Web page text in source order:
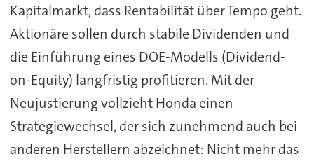
Kapitalmarkt, dass Rentabilität über Tempo geht.
Aktionäre sollen durch stabile Dividenden und
die Einführung eines DOE-Modells (Dividend-
on-Equity) langfristig profitieren. Mit der
Neujustierung vollzieht Honda einen
Strategiewechsel, der sich zunehmend auch bei
anderen Herstellern abzeichnet: Nicht mehr das